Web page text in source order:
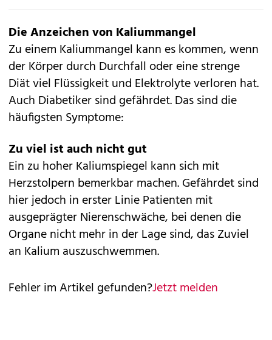
Die Anzeichen von Kaliummangel
Zu einem Kaliummangel kann es kommen, wenn
der Körper durch Durchfall oder eine strenge
Diät viel Flüssigkeit und Elektrolyte verloren hat.
Auch Diabetiker sind gefährdet. Das sind die
häufigsten Symptome:
Zu viel ist auch nicht gut
Ein zu hoher Kaliumspiegel kann sich mit
Herzstolpern bemerkbar machen. Gefährdet sind
hier jedoch in erster Linie Patienten mit
ausgeprägter Nierenschwäche, bei denen die
Organe nicht mehr in der Lage sind, das Zuviel
an Kalium auszuschwemmen.
Fehler im Artikel gefunden?Jetzt melden